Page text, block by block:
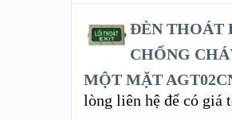
ĐÈN THOÁT
CHỐNG
MỘT MẶT
lòng liên hệ để có giá